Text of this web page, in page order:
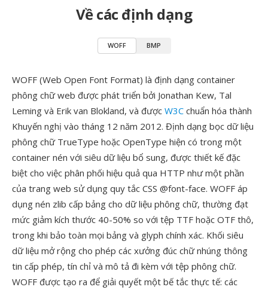
Về các định dạng
WOFF BMP
WOFF (Web Open Font Format) là định dạng container
phông chữ web được phát triển bởi Jonathan Kew, Tal
Leming và Erik van Blokland, và được W3C chuẩn hóa thành
Khuyến nghị vào tháng 12 năm 2012. Định dạng bọc dữ liệu
phông chữ TrueType hoặc OpenType hiện có trong một
container nén với siêu dữ liệu bổ sung, được thiết kế đặc
biệt cho việc phân phối hiệu quả qua HTTP như một phần
của trang web sử dụng quy tắc CSS @font-face. WOFF áp
dụng nén zlib cấp bảng cho dữ liệu phông chữ, thường đạt
mức giảm kích thước 40-50% so với tệp TTF hoặc OTF thô,
trong khi bảo toàn mọi bảng và glyph chính xác. Khối siêu
dữ liệu mở rộng cho phép các xưởng đúc chữ nhúng thông
tin cấp phép, tín chỉ và mô tả đi kèm với tệp phông chữ.
WOFF được tạo ra để giải quyết một bế tắc thực tế: các